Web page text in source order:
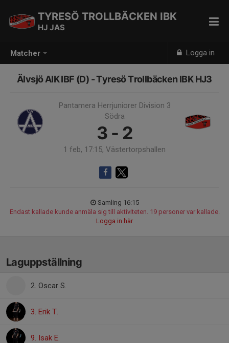
Matcher Logga in
TYRESÖ TROLLBÄCKEN IBK
HJ JAS
Älvsjö AIK IBF (D) - Tyresö Trollbäcken IBK HJ3
Pantamera Herrjuniorer Division 3
Södra
3 - 2
1 feb, 17:15, Västertorpshallen
Samling 16:15
Endast kallade kunde anmäla sig till aktiviteten. 19 personer var kallade.
Logga in här
Laguppställning
2. Oscar S.
3. Erik T.
9. Isak E.